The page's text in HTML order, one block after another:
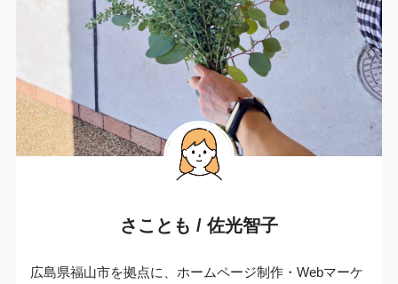
さことも / 佐光智子
広島県福山市を拠点に、ホームページ制作・Webマーケ